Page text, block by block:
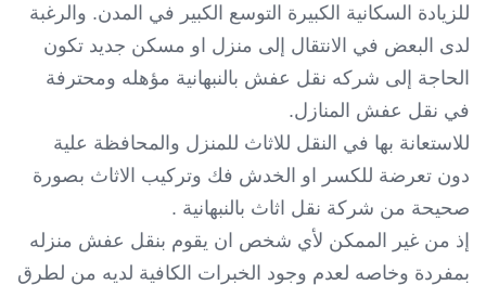
للزيادة السكانية الكبيرة التوسع الكبير في المدن. والرغبة
لدى البعض في الانتقال إلى منزل او مسكن جديد تكون
الحاجة إلى شركه نقل عفش بالنبهانية مؤهله ومحترفة
في نقل عفش المنازل.
للاستعانة بها في النقل للاثاث للمنزل والمحافظة علية
دون تعرضة للكسر او الخدش فك وتركيب الاثاث بصورة
صحيحة من شركة نقل اثاث بالنبهانية .
إذ من غير الممكن لأي شخص ان يقوم بنقل عفش منزله
بمفردة وخاصه لعدم وجود الخبرات الكافية لديه من لطرق